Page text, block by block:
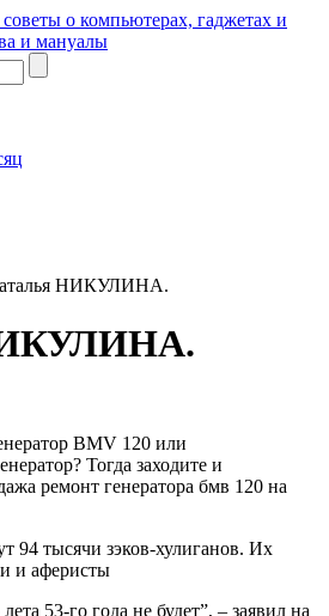
о компьютерах, гаджетах и
и мануалы
НИКУЛИНА.
BMV 120 или
Тогда заходите и
ремонт генератора бмв 120 на
94 тысячи зэков-хулиганов. Их
и аферисты
53-го года не будет”, – заявил на